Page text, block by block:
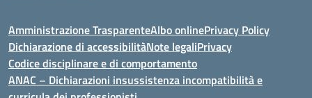
Amministrazione TrasparenteAlbo onlinePrivacy Policy
Dichiarazione di accessibilitàNote legaliPrivacy
Codice disciplinare e di comportamento
ANAC – Dichiarazioni insussistenza incompatibilità e